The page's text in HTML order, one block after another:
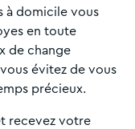
à domicile vous
en toute
de change
évitez de vous
précieux.
recevez votre